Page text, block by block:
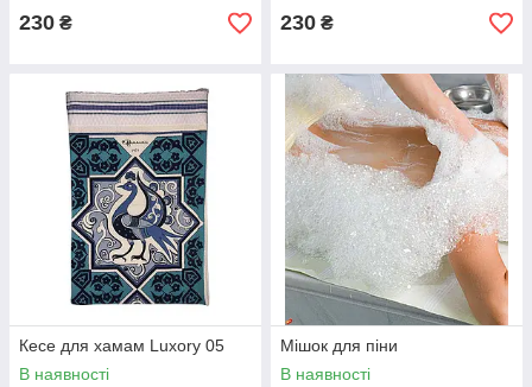
230 ₴ 230 ₴
Кесе для хамам Luxory 05
В наявності
Мішок для піни
В наявності